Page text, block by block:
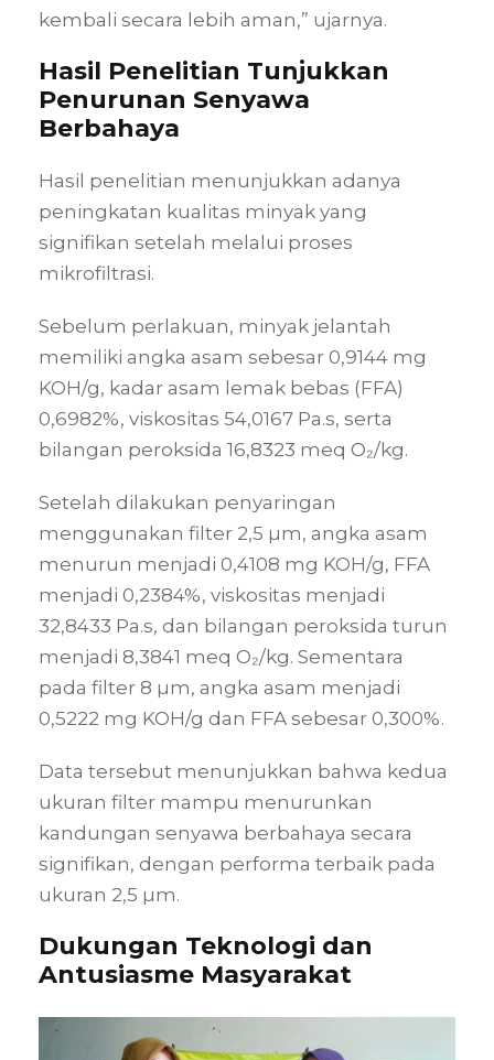
kembali secara lebih aman,” ujarnya.
Hasil Penelitian Tunjukkan
Penurunan Senyawa
Berbahaya
Hasil penelitian menunjukkan adanya
peningkatan kualitas minyak yang
signifikan setelah melalui proses
mikrofiltrasi.
Sebelum perlakuan, minyak jelantah
memiliki angka asam sebesar 0,9144 mg
KOH/g, kadar asam lemak bebas (FFA)
0,6982%, viskositas 54,0167 Pa.s, serta
bilangan peroksida 16,8323 meq O₂/kg.
Setelah dilakukan penyaringan
menggunakan filter 2,5 µm, angka asam
menurun menjadi 0,4108 mg KOH/g, FFA
menjadi 0,2384%, viskositas menjadi
32,8433 Pa.s, dan bilangan peroksida turun
menjadi 8,3841 meq O₂/kg. Sementara
pada filter 8 µm, angka asam menjadi
0,5222 mg KOH/g dan FFA sebesar 0,300%.
Data tersebut menunjukkan bahwa kedua
ukuran filter mampu menurunkan
kandungan senyawa berbahaya secara
signifikan, dengan performa terbaik pada
ukuran 2,5 µm.
Dukungan Teknologi dan
Antusiasme Masyarakat